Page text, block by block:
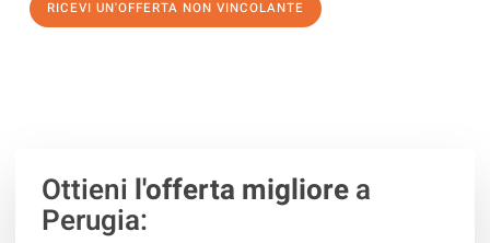
RICEVI UN'OFFERTA NON VINCOLANTE
Ottieni l'offerta migliorea
Perugia: